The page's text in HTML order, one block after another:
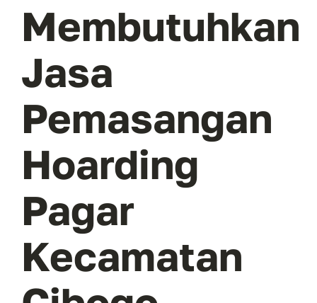
Membutuhkan
Jasa
Pemasangan
Hoarding
Pagar
Kecamatan